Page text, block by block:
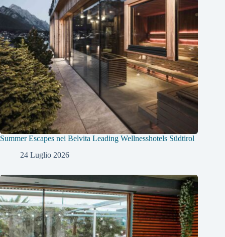
Summer Escapes nei Belvita Leading Wellnesshotels Südtirol
24 Luglio 2026